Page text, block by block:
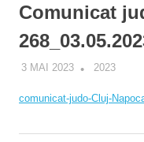
Comunicat
3 MAI 2023 ADMIN
2023
comunicat-judo-Cluj-